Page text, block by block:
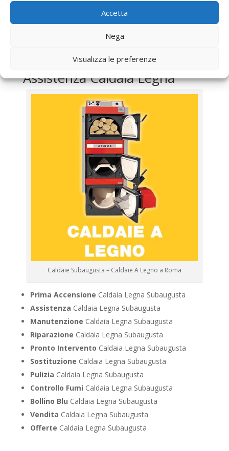
Accetta
Nega
Visualizza le preferenze
Caldaia Gasolio Subaugusta
LA TUA CALDAIA
Assistenza Caldaia Legna
Caldaie Subaugusta – Caldaie A Legno a Roma
Prima Accensione Caldaia Legna Subaugusta
Assistenza Caldaia Legna Subaugusta
Manutenzione Caldaia Legna Subaugusta
Riparazione Caldaia Legna Subaugusta
Pronto Intervento Caldaia Legna Subaugusta
Sostituzione Caldaia Legna Subaugusta
Pulizia Caldaia Legna Subaugusta
Controllo Fumi Caldaia Legna Subaugusta
Bollino Blu Caldaia Legna Subaugusta
Vendita Caldaia Legna Subaugusta
Offerte Caldaia Legna Subaugusta